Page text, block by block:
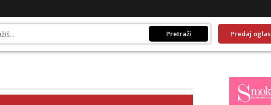
Pretraži Predaj oglas